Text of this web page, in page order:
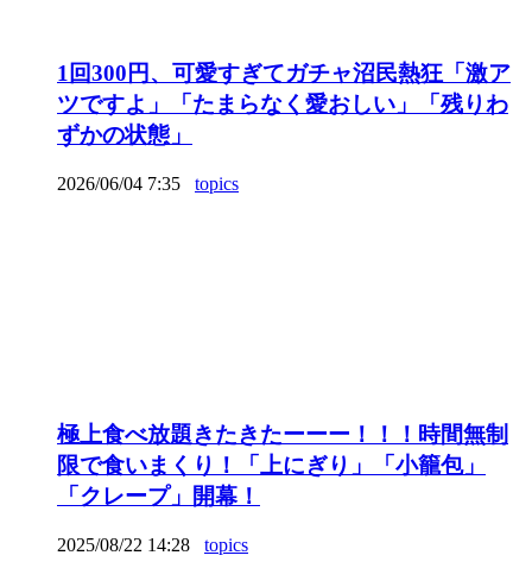
1回300円、可愛すぎてガチャ沼民熱狂「激ア
ツですよ」「たまらなく愛おしい」「残りわ
ずかの状態」
2026/06/04 7:35 topics
極上食べ放題きたきたーーー！！！時間無制
限で食いまくり！「上にぎり」「小籠包」
「クレープ」開幕！
2025/08/22 14:28 topics